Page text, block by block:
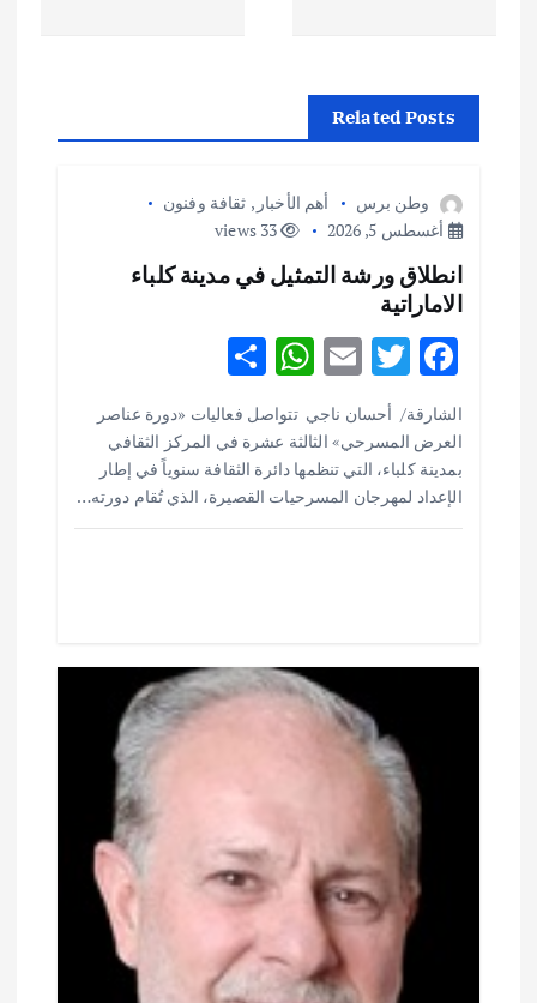
ت
Related Posts
وطن برس أهم الأخبار , ثقافة وفنون
أغسطس 5, 2026
33 views
انطلاق ورشة التمثيل في مدينة كلباء
الاماراتية
F
ac
e
b
o
T
w
it
te
r
E
ai
l
W
h
at
s
A
h
ar
e
الشارقة/ أحسان ناجي تتواصل فعاليات «دورة عناصر
العرض المسرحي» الثالثة عشرة في المركز الثقافي
بمدينة كلباء، التي تنظمها دائرة الثقافة سنوياً في إطار
الإعداد لمهرجان المسرحيات القصيرة، الذي تُقام دورته…